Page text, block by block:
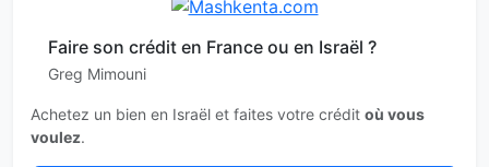
Faire son crédit en France ou en Israël ?
Greg Mimouni
Achetez un bien en Israël et faites votre crédit où vous
voulez.